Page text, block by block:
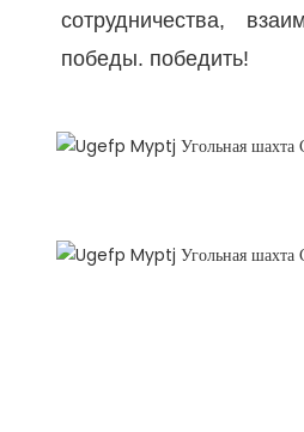
сотрудничества,